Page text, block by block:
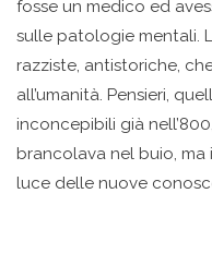
fosse un medico ed
sulle patologie mentali.
razziste, antistoriche,
all’umanità. Pensieri,
inconcepibili già
brancolava nel buio,
luce delle nuove